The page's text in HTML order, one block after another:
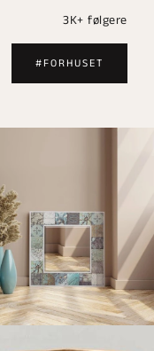
3K+ følgere
#FORHUSET